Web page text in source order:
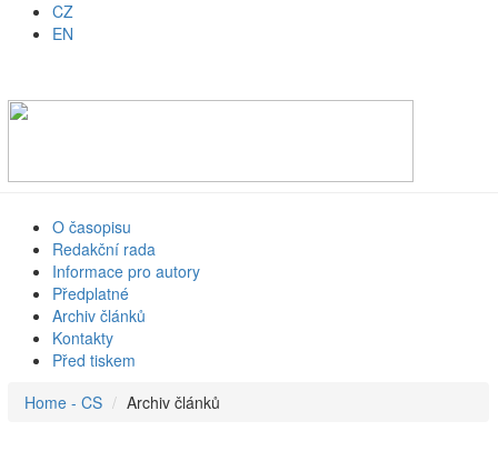
CZ
EN
O časopisu
Redakční rada
Informace pro autory
Předplatné
Archiv článků
Kontakty
Před tiskem
Home - CS
Archiv článků